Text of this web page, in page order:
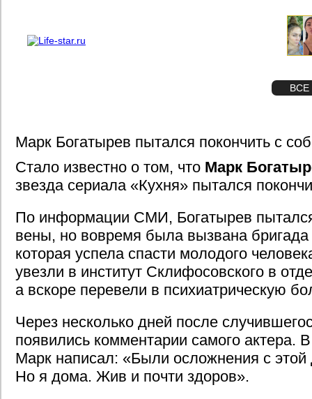
ВСЕ
Марк Богатырев пытался покончить с
Стало известно о том, что Марк
звезда сериала «Кухня» пытался
По информации СМИ, Богатырев
вены, но вовремя была вызвана
которая успела спасти молодого
увезли в институт Склифосовского в
а вскоре перевели в психиатрическую
Через несколько дней после
появились комментарии самого актера.
Марк написал: «Были осложнения с этой
Но я дома. Жив и почти здоров».